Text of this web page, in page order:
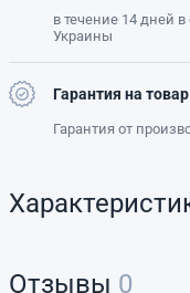
в течение 14 дней
Украины
Гарантия на товар
Гарантия от
Отзывы 0